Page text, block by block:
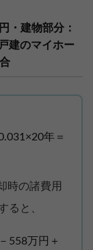
・建物部分：
建のマイホー
年＝
時の諸費用
ると、
558万円＋